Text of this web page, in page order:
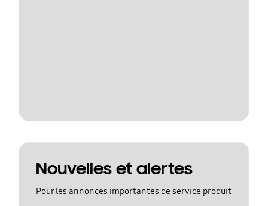
Nouvelles et alertes
Pour les annonces importantes de service produit